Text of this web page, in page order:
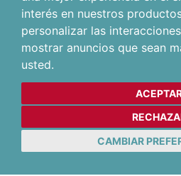
interés en nuestros
personalizar las
mostrar anuncios que sean
usted.
CAMBIAR